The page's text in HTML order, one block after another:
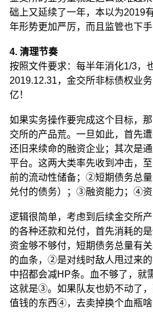
础上又延续了一年，本以为2019
年形势更加严厉，而且监管也下手
4. 清理节奏
按照文件要求：每半年消化1/3，
2019.12.31，金交所非标债权业
亿！
如果实务操作要完成这个目标，
交所的产品荒。一旦如此，首先
还旧来续命的融资企业；其次是
平台。这两大类率先收到冲击，
前的流动性储备；②短期债务总
兑付的债务）；③融资能力；④资
逻辑很简单，考虑到后续金交所
的各种还款和兑付，首先消耗的
资金够不够付，短期债务总量有
的血条，②是对线时敌人甩过来
中招都会减HP条。血不够了，就
这就是③。如果队友也奶不动了
值钱的东西④，去卖掉换个血瓶啥